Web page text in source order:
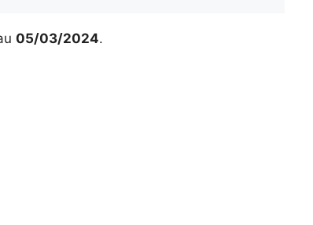
05/03/2024.